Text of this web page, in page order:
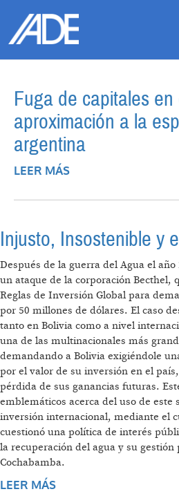
Fuga de capitales
aproximación a la
argentina
LEER MÁS
ESPECIFICIDAD
Injusto, Insostenible y
Después de la guerra del Agua el
un ataque de la corporación Becthel,
Reglas de Inversión Global para
por 50 millones de dólares. El caso
tanto en Bolivia como a nivel
una de las multinacionales más
demandando a Bolivia exigiéndole
por el valor de su inversión en el
pérdida de sus ganancias futuras.
emblemáticos acerca del uso de este
inversión internacional, mediante el
cuestionó una política de interés
la recuperación del agua y su gestión
Cochabamba.
LEER MÁS